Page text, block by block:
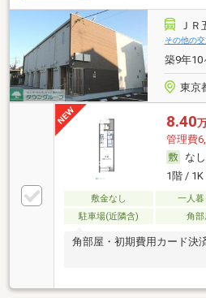
Ｊ
その他の交
築9年10
東京
8.40
管理費
なし
1階 /
敷金なし 一人暮
駐車場(近隣含)
角部
角部屋・初期費用カード決